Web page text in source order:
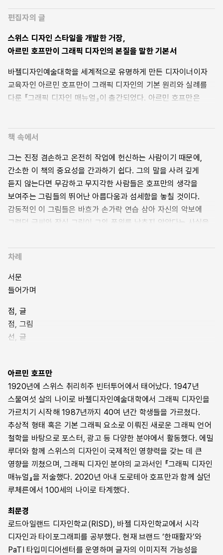
편집자의 글
스위스 디자인 스타일을 개발한 거장,
아르민 호프만이 그래픽 디자인의 본질을 말한 기본서
바젤디자인예술대학을 세계적으로 유명하게 만든 디자이너이자
교육자인 아르민 호프만이 그래픽 디자인의 기본 원리와 실례를
다룬 『그래픽 디자인 매뉴얼』이 출간되었다. 아르민 호프만은
갤러리에서 포스터 전을 열었다. 『그래픽 디자인 매뉴얼』은
디자인의 기본 구성 요소를 탐구하고 바젤디자인예술대학
학생들과 함께한 실습과 연구 작품을 실었다. 점, 원, 선과 같이
가장 기본적인 요소로부터 시작하는 그의 디자인 철학을 통해
디자인의 본질을 되새길 수 있을 것이다.
단 하나의 점, 선, 글자로부터 시작하는
“점이라는 개념은 넓은 의미로 이해해야 한다. 중심이 닫혀 있는
단순히 확대하는 것만으로 점의 본질을 바꿀 수 없다.” —「점」 중
학생들의 권장 도서에 포함되며 디자인 교육 현장에서 실습
교재로 사용되고 있다. 총 네 개의 장으로 구성된 책은 그래픽
디자인의 기본 원리를 「점」 「선」 「대립」 「문자와 기호」로 구분해
(reproduction)의 필수 요소다. 세 번째 장인 ‘대립’에서는 여러
요소가 하나의 디자인에서 결합하는 방식을 탐구하고, 마지막 네
번째 장인 ‘문자와 기호’에서는 타이포그래피와 레터링을 다룬다.
검은색으로만 인쇄된 도판에서는 단순한 요소로부터 시작하는
그래픽 이미지의 순수성이 강조된다.
“그림과 문자를 조합하는 것은 그래픽 디자이너가 일하는 특별한
화성의 세계를 보여준다. 두 가지 다른 그래픽 시스템을 통합하는
이 어려운 작업은 디자이너의 직업적 특징이며, 디자인 교육에
무엇이 필요한지 알려주는 단서이기도 하다. 결합은 이례적으로
복잡하다. 복잡성은 관련된 두 시스템을 철저히 연구할 때만
명료해진다.” —「대립」 중
한 세대를 대표하는 그래픽 디자이너와
전 세계 디자인 교육에 영향을 끼친 교과서
책 속에서
그는 진정 겸손하고 온전히 작업에 헌신하는 사람이기 때문에,
간소한 이 책의 중요성을 간과하기 쉽다. 그의 말을 사려 깊게
듣지 않는다면 무감하고 무지각한 사람들은 호프만의 생각을
보여주는 그림들의 뛰어난 아름다움과 섬세함을 놓칠 것이다.
감동적인 이 그림들은 바흐가 손가락 연습 삼아 자신의 악보에
그렸던 글씨와 장식 그림이 그의 품위를 낮추지 않았다는 사실을
연습 이상의 의미가 있다. 아르민 호프만처럼 예술적 무결성,
폭넓은 지성, 그리고 강한 책임감을 지닌 교육자가 많아진다면
예술 교육과 훈련에 관한 문제들을 해결하기가 훨씬 쉬워질
것이다.
그는 “우리의 정신과 직업을 위한 장비가 끊임없이 재정비되어야
제시한다. 기존의 지침들이 효력을 잃은 세계에서 ‘융합’은
호프만의 핵심 관심사다. 그는 ‘예술 교육은 자율적’이라는 관념을
단호히 거부한다. “감정을 따르는 자발적인 작업과 전문가에게
지도를 받는 작업을 구분하면 안 된다.”고도 한다. 예술가이자
교육자로서 한 말이지만, 어느 과학자나 정치인의 말이 될 수도
있다.
조지 넬슨, 「서문」, 7쪽
이 책은 1965년에 초판 발행된 책의 개정판으로서 그래픽
디자인의 여러 문제에 대해 체계적으로 접근하려는 시도다.
본질에 관한 것이기 때문에 본 책은 오늘날의 매체 특정적 경향을
고려할 때 새롭게 중요하다. 이 책을 통해 시각 디자인의 교육
문제에 쉽게 접근할 수 있을 것이다. 특히 개념적 사고를 실제
시각화해보는 단계별 연습 과정이 주목할 만하다.
차례
서문
들어가며
점, 글
점, 그림
선, 글
대립, 그림
문자와 기호, 글
문자와 기호, 그림
아르민 호프만
1920년에 스위스 취리히주 빈터투어에서 태어났다. 1947년
스물여섯 살의 나이로 바젤디자인예술대학에서 그래픽 디자인을
가르치기 시작해 1987년까지 40여 년간 학생들을 가르쳤다.
추상적 형태 혹은 기본 그래픽 요소로 이뤄진 새로운 그래픽 언어
철학을 바탕으로 포스터, 광고 등 다양한 분야에서 활동했다. 에밀
루더와 함께 스위스의 디자인이 국제적인 영향력을 갖는 데 큰
영향을 끼쳤으며, 그래픽 디자인 분야의 교과서인 『그래픽 디자인
매뉴얼』을 저술했다. 2020년 아내 도로테아 호프만과 함께 살던
루체른에서 100세의 나이로 타계했다.
최문경
로드아일랜드 디자인학교(RISD), 바젤 디자인학교에서 시각
디자인과 타이포그래피를 공부했다. 현재 브랜드 ‘한때활자’와
PaTI 타입미디어센터를 운영하며 글자의 이미지적 가능성을